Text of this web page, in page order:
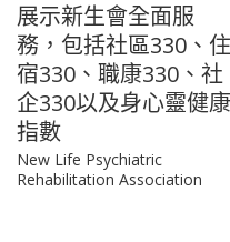
展示新生會全面服
務，包括社區330、住
宿330、職康330、社
企330以及身心靈健康
指數
New Life Psychiatric
Rehabilitation Association